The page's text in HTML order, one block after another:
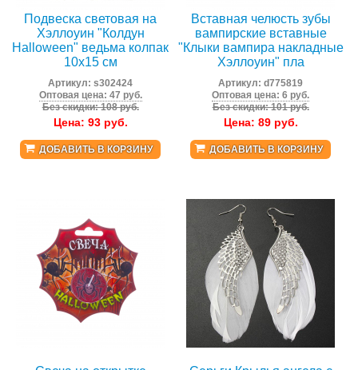
Подвеска световая на
Хэллоуин "Колдун
Halloween" ведьма колпак
10х15 см
Артикул:s302424
Оптовая цена: 47 руб.
Без скидки: 108 руб.
Цена: 93руб.
ДОБАВИТЬ В КОРЗИНУ
Вставная челюсть зубы
вампирские вставные
"Клыки вампира накладные
Хэллоуин" пла
Артикул:d775819
Оптовая цена: 6 руб.
Без скидки: 101 руб.
Цена: 89руб.
ДОБАВИТЬ В КОРЗИНУ